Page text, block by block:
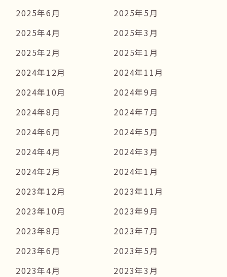
2025年6月
2025年5月
2025年4月
2025年3月
2025年2月
2025年1月
2024年12月
2024年11月
2024年10月
2024年9月
2024年8月
2024年7月
2024年6月
2024年5月
2024年4月
2024年3月
2024年2月
2024年1月
2023年12月
2023年11月
2023年10月
2023年9月
2023年8月
2023年7月
2023年6月
2023年5月
2023年4月
2023年3月